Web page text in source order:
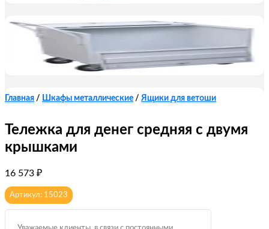
Главная / Шкафы металлические / Ящики для ветоши
Тележка для денег средняя с двумя
крышками
16 573 ₽
Артикул: 15023